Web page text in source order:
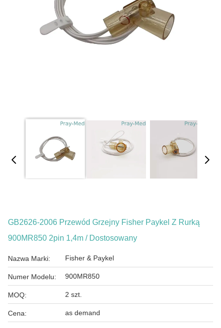
GB2626-2006 Przewód Grzejny Fisher Paykel Z Rurką
900MR850 2pin 1,4m / Dostosowany
Nazwa Marki: Fisher & Paykel
Numer Modelu: 900MR850
MOQ: 2 szt.
Cena: as demand